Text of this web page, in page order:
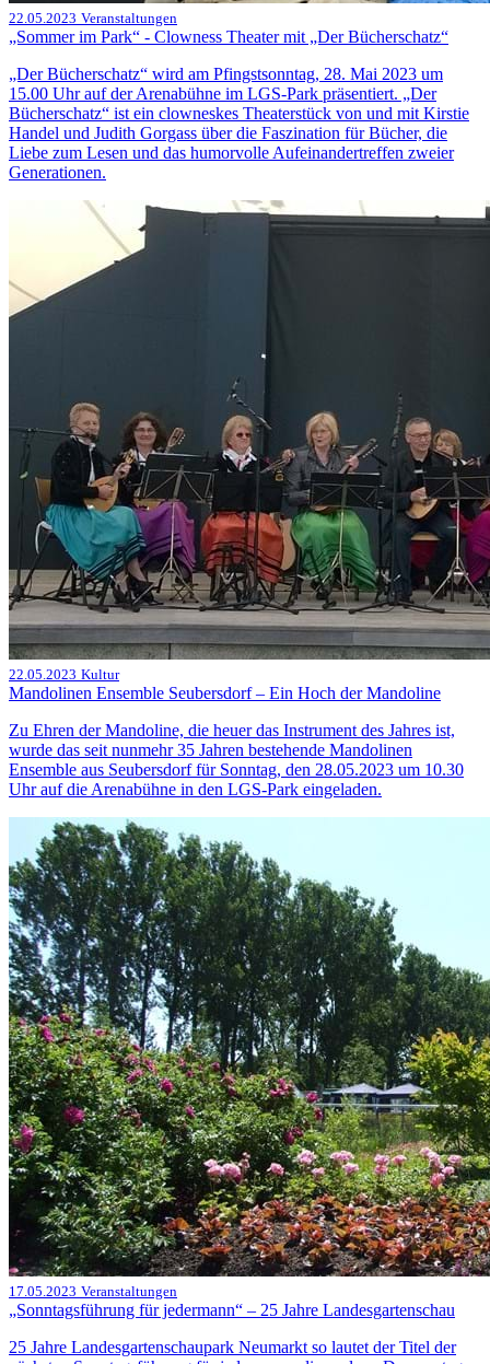
22.05.2023 Veranstaltungen
„Sommer im Park“ - Clowness Theater mit „Der Bücherschatz“
„Der Bücherschatz“ wird am Pfingstsonntag, 28. Mai 2023 um
15.00 Uhr auf der Arenabühne im LGS-Park präsentiert. „Der
Bücherschatz“ ist ein clowneskes Theaterstück von und mit Kirstie
Handel und Judith Gorgass über die Faszination für Bücher, die
Liebe zum Lesen und das humorvolle Aufeinandertreffen zweier
Generationen.
22.05.2023 Kultur
Mandolinen Ensemble Seubersdorf – Ein Hoch der Mandoline
Zu Ehren der Mandoline, die heuer das Instrument des Jahres ist,
wurde das seit nunmehr 35 Jahren bestehende Mandolinen
Ensemble aus Seubersdorf für Sonntag, den 28.05.2023 um 10.30
Uhr auf die Arenabühne in den LGS-Park eingeladen.
17.05.2023 Veranstaltungen
„Sonntagsführung für jedermann“ – 25 Jahre Landesgartenschau
25 Jahre Landesgartenschaupark Neumarkt so lautet der Titel der